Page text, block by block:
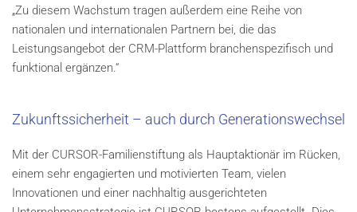
„Zu diesem Wachstum tragen außerdem eine Reihe von
nationalen und internationalen Partnern bei, die das
Leistungsangebot der CRM-Plattform branchenspezifisch und
funktional ergänzen.“
Zukunftssicherheit – auch durch Generationswechsel
Mit der CURSOR-Familienstiftung als Hauptaktionär im Rücken,
einem sehr engagierten und motivierten Team, vielen
Innovationen und einer nachhaltig ausgerichteten